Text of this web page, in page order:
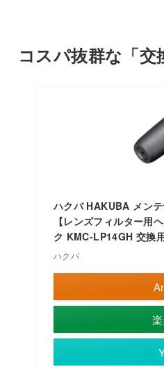
コスパ抜群な「交
ハクバ HAKUBA メン
【レンズフィルター用
ク KMC-LP14GH 交換
ハクバ